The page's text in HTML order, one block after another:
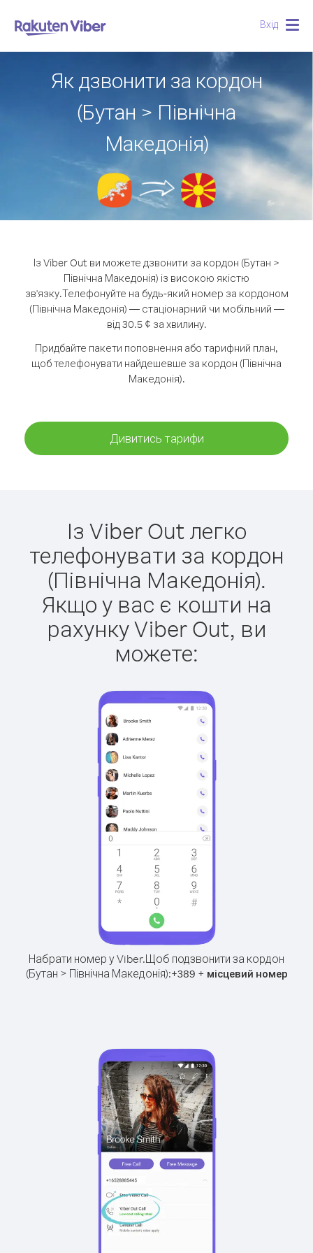
Вхід
Як дзвонити за кордон
(Бутан > Північна
Македонія)
Із Viber Out ви можете дзвонити за кордон (Бутан >
Північна Македонія) із високою якістю
зв'язку.Телефонуйте на будь-який номер за кордоном
(Північна Македонія) — стаціонарний чи мобільний —
від 30.5 ¢ за хвилину.
Придбайте пакети поповнення або тарифний план,
щоб телефонувати найдешевше за кордон (Північна
Македонія).
Дивитись тарифи
Із Viber Out легко
телефонувати за кордон
(Північна Македонія).
Якщо у вас є кошти на
рахунку Viber Out, ви
можете:
Набрати номер у Viber.Щоб подзвонити за кордон
(Бутан > Північна Македонія):+389 + місцевий номер